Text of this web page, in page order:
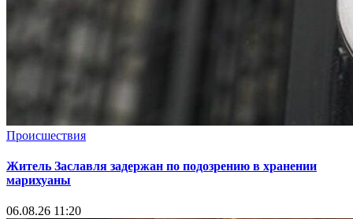
Происшествия
Житель Заславля задержан по подозрению в хранении
марихуаны
06.08.26 11:20